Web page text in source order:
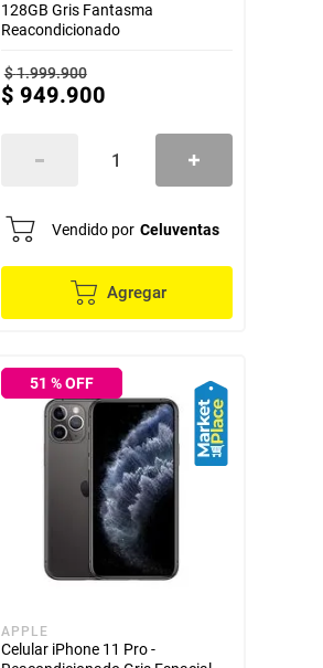
128GB Gris Fantasma
Reacondicionado
$1.999.900
$ 949.900
Vendido por Celuventas
Agregar
51 % OFF
APPLE
Celular iPhone 11 Pro -